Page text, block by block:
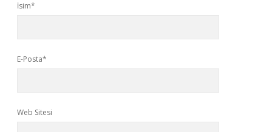
İsim*
E-Posta*
Web Sitesi